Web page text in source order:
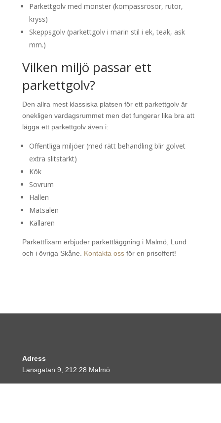
Parkettgolv med mönster (kompassrosor, rutor,
kryss)
Skeppsgolv (parkettgolv i marin stil i ek, teak, ask
mm.)
Vilken miljö passar ett
parkettgolv?
Den allra mest klassiska platsen för ett parkettgolv är
onekligen vardagsrummet men det fungerar lika bra att
lägga ett parkettgolv även i:
Offentliga miljöer (med rätt behandling blir golvet
extra slitstarkt)
Kök
Sovrum
Hallen
Matsalen
Källaren
Parkettfixarn erbjuder parkettläggning i Malmö, Lund
och i övriga Skåne. Kontakta ossför en prisoffert!
Adress
Lansgatan 9, 212 28 Malmö